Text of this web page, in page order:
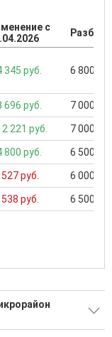
с
345 руб. 6 800
696 руб. 7 000
221 руб. 7 000
800 руб. 6 500
527 руб. 6 000
538 руб. 6 500